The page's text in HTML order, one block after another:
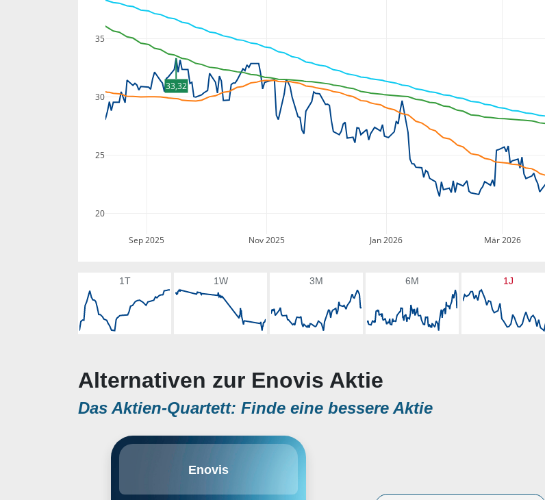
Sep 2025 Nov 2025 Jan 2026 Mär 2026
20
25
30
35
33,32
1T 1W 3M 6M 1J
Alternativen zur Enovis Aktie
Das Aktien-Quartett: Finde eine bessere Aktie
Enovis
medical technology growth
differentiated solutions that